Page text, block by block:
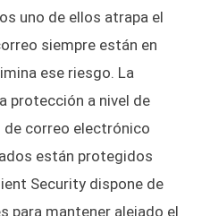
uno de ellos atrapa el
siempre están en
ese riesgo. La
protección a nivel de
de correo electrónico
están protegidos
Security dispone de
para mantener alejado el